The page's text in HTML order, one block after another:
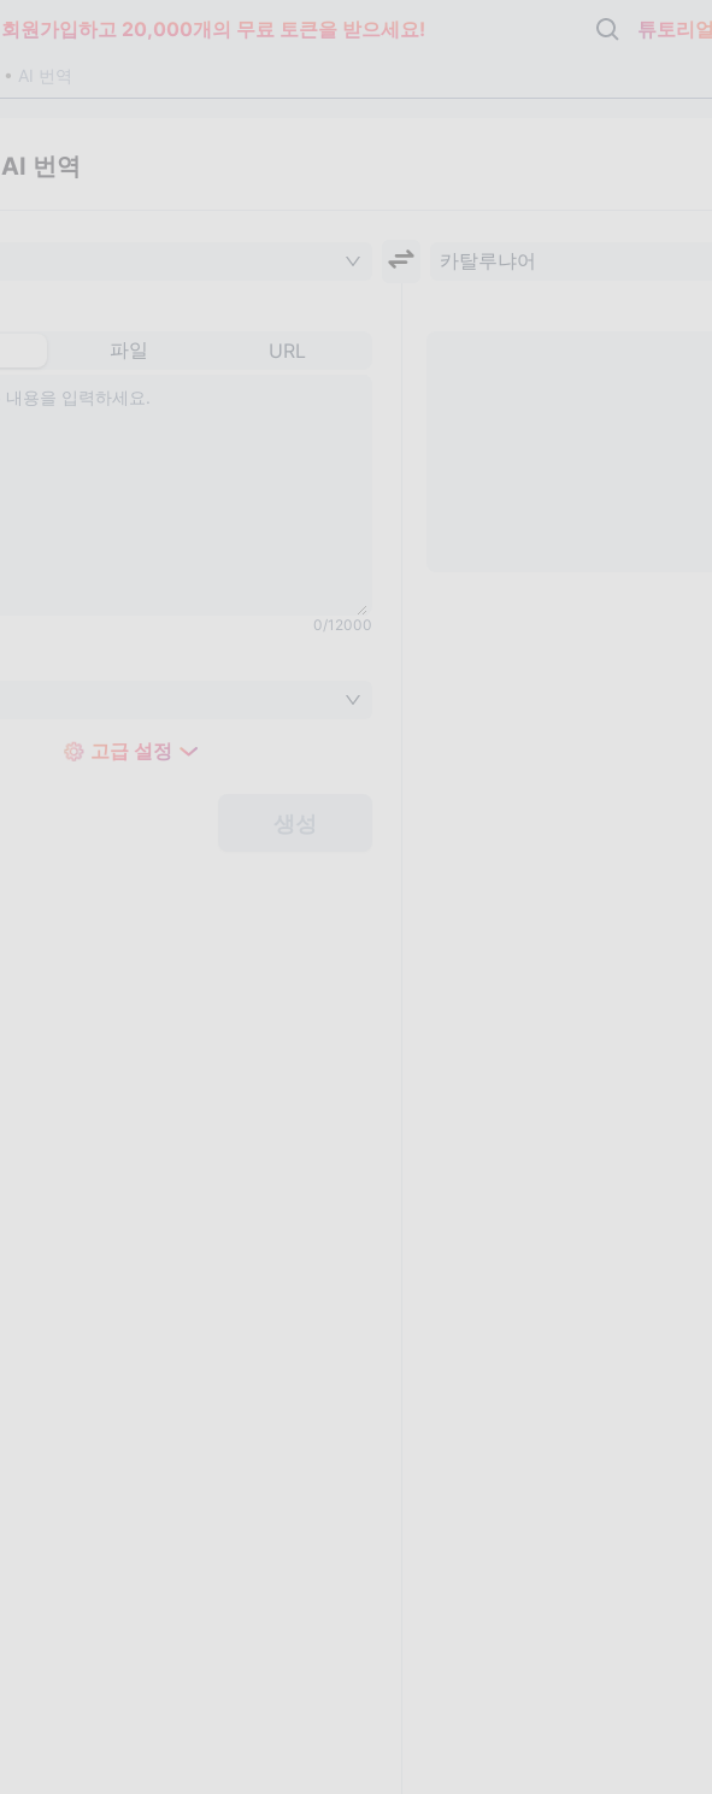
회원가입하고 20,000개의 무료 토큰을 받으세요! 튜토리얼
AI 번역
AI 번역
카탈루냐어
파일 URL
0/12000
고급 설정